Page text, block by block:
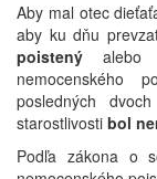
Aby mal otec
aby ku dňu
poistený
nemocenského
posledných
starostlivosti bol
Podľa zákona o